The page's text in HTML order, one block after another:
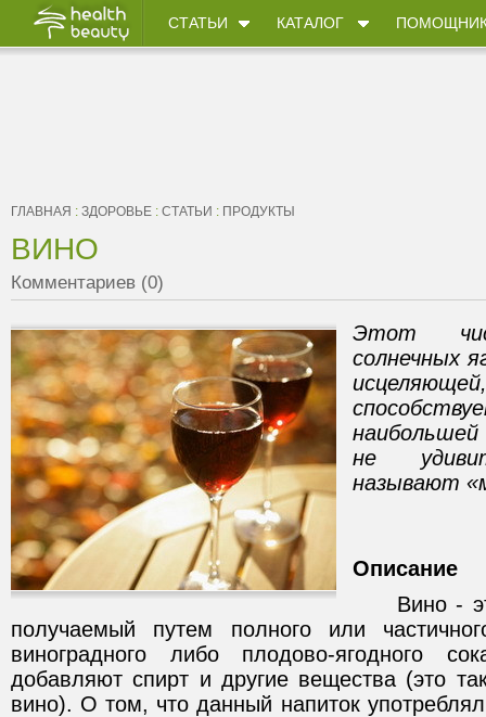
СТАТЬИ КАТАЛОГ
ГЛАВНАЯ : ЗДОРОВЬЕ : СТАТЬИ : ПРОДУКТЫ
ВИНО
Комментариев (0)
Этот
солнечных
не
называют
Описание
Вино - это
получаемый путем полного или
виноградного либо плодово-ягодного
добавляют спирт и другие вещества (это
вино). О том, что данный напиток